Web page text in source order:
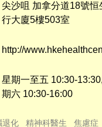
尖沙咀 加拿分道18號
行大廈5樓503室
http://
星期一至五 10:30-
期六 10:30-16:00
退化 精神科醫生 焦慮症